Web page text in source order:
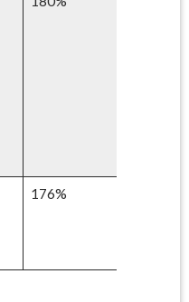
176%